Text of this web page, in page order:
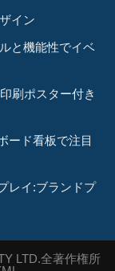
イン
と機能性でイベ
刷ポスター付き
ード看板で注目
レイ:ブランドプ
LTD.全著作権所